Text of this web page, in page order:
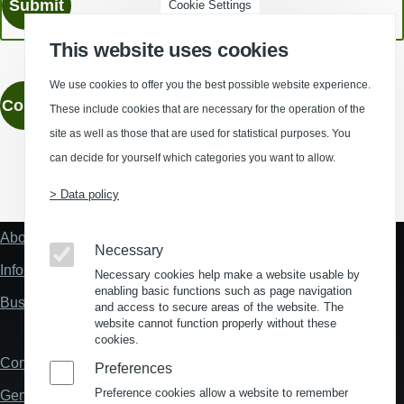
Contact
Fußzeile
Links
About us
Information about location analysis in Germany
Business Location Germany
Fußzeile
Contact
General Terms and Conditions
Cookie Settings
This website uses cookies
We use cookies to offer you the best possible website experience.
These include cookies that are necessary for the operation of the
site as well as those that are used for statistical purposes. You
can decide for yourself which categories you want to allow.
> Data policy
Necessary
Necessary cookies help make a website usable by
enabling basic functions such as page navigation
and access to secure areas of the website. The
website cannot function properly without these
cookies.
Preferences
Preference cookies allow a website to remember